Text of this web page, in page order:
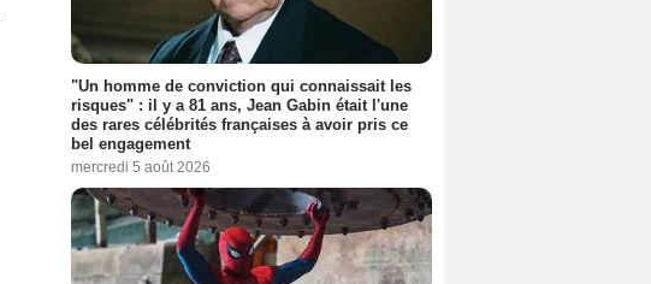
"Un homme de conviction qui connaissait les
risques" : il y a 81 ans, Jean Gabin était l'une
des rares célébrités françaises à avoir pris ce
bel engagement
mercredi 5 août 2026